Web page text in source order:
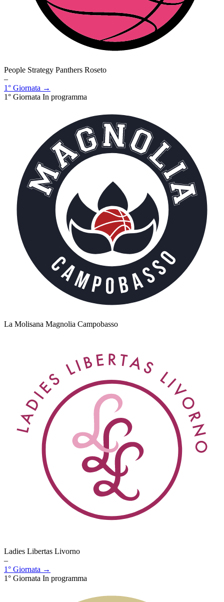
People Strategy Panthers Roseto
–
1° Giornata →
1° Giornata In programma
La Molisana Magnolia Campobasso
Ladies Libertas Livorno
–
1° Giornata →
1° Giornata In programma